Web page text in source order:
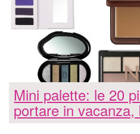
Mini palette: le 20
portare in